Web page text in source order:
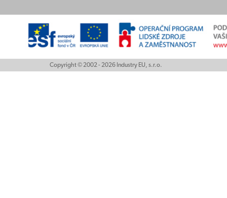
Copyright © 2002 - 2026 Industry EU, s.r.o.